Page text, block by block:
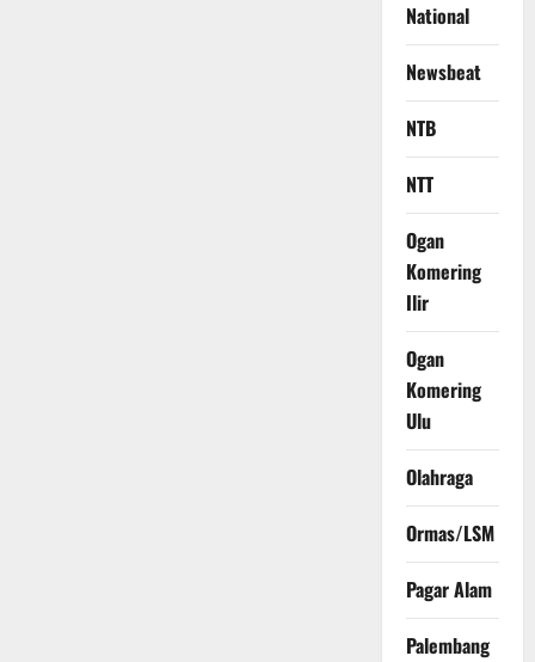
National
Newsbeat
NTB
NTT
Ogan
Komering
Ilir
Ogan
Komering
Ulu
Olahraga
Ormas/LSM
Pagar Alam
Palembang